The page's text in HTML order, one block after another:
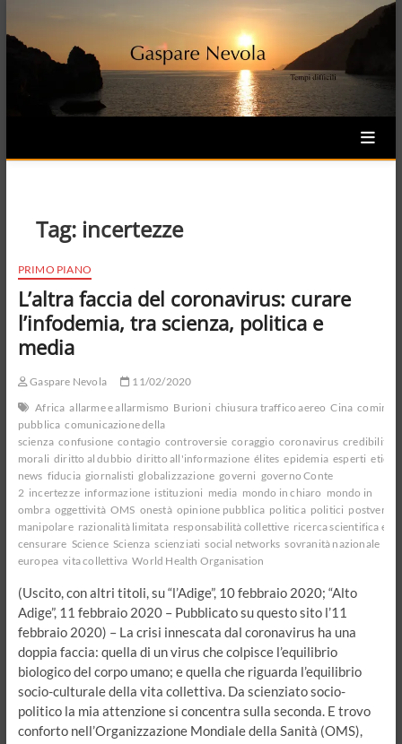
content
Tag: incertezze
PRIMO PIANO
L’altra faccia del coronavirus: curare
l’infodemia, tra scienza, politica e
media
Gaspare Nevola
11/02/2020
Africa allarme e allarmismo Burioni chiusura traffico aereo Cina
pubblica comunicazione della
scienza confusione contagio controversie coraggio coronavirus credibilità
morali diritto al dubbio diritto all'informazione élites epidemia esperti etica
news fiducia giornalisti globalizzazione governi governo Conte
2 incertezze informazione istituzioni media mondo in chiaro mondo in
ombra oggettività OMS onestà opinione pubblica politica politici postverità
manipolare razionalità limitata responsabilità collettive ricerca scientifica e
censurare Science Scienza scienziati social networks sovranità nazionale
europea vita collettiva World Health Organisation
(Uscito, con altri titoli, su “l’Adige”, 10 febbraio 2020; “Alto
Adige”, 11 febbraio 2020 – Pubblicato su questo sito l’11
febbraio 2020) – La crisi innescata dal coronavirus ha una
doppia faccia: quella di un virus che colpisce l’equilibrio
biologico del corpo umano; e quella che riguarda l’equilibrio
socio-culturale della vita collettiva. Da scienziato socio-
politico la mia attenzione si concentra sulla seconda. E trovo
conforto nell’Organizzazione Mondiale della Sanità (OMS),